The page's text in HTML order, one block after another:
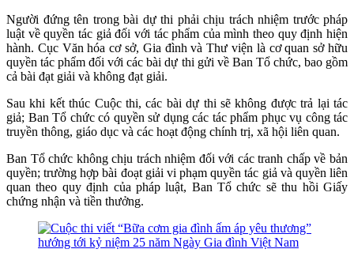
Người đứng tên trong bài dự thi phải chịu trách nhiệm trước pháp
luật về quyền tác giả đối với tác phẩm của mình theo quy định hiện
hành. Cục Văn hóa cơ sở, Gia đình và Thư viện là cơ quan sở hữu
quyền tác phẩm đối với các bài dự thi gửi về Ban Tổ chức, bao gồm
cả bài đạt giải và không đạt giải.
Sau khi kết thúc Cuộc thi, các bài dự thi sẽ không được trả lại tác
giả; Ban Tổ chức có quyền sử dụng các tác phẩm phục vụ công tác
truyền thông, giáo dục và các hoạt động chính trị, xã hội liên quan.
Ban Tổ chức không chịu trách nhiệm đối với các tranh chấp về bản
quyền; trường hợp bài đoạt giải vi phạm quyền tác giả và quyền liên
quan theo quy định của pháp luật, Ban Tổ chức sẽ thu hồi Giấy
chứng nhận và tiền thưởng.